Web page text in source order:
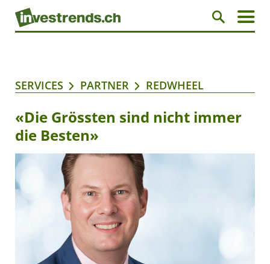
SERVICES PARTNER REDWHEEL
«Die Grössten sind nicht immer
die Besten»